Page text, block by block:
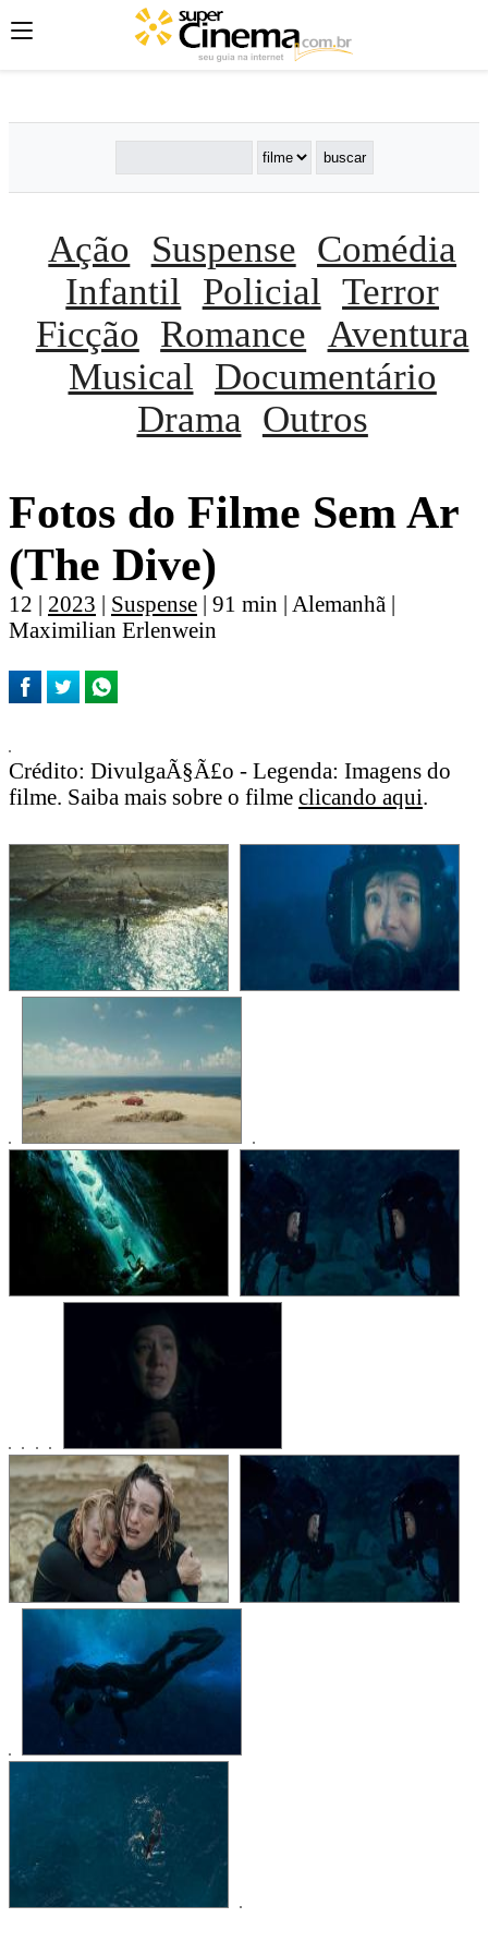
';';
Ação Suspense Comédia
Infantil
Policial Terror
Ficção Romance Aventura
Musical
Documentário
Drama Outros
Fotos do Filme Sem Ar
(The Dive)
12 | 2023 | Suspense | 91 min | Alemanhã |
Maximilian Erlenwein
Crédito: DivulgaÃ§Ã£o - Legenda: Imagens do
filme. Saiba mais sobre o filme clicando aqui.